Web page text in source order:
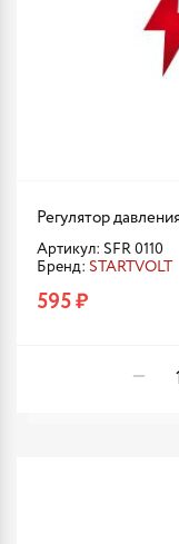
Регулятор
Артикул: SFR 0110
Бренд: STARTVOLT
595 ₽